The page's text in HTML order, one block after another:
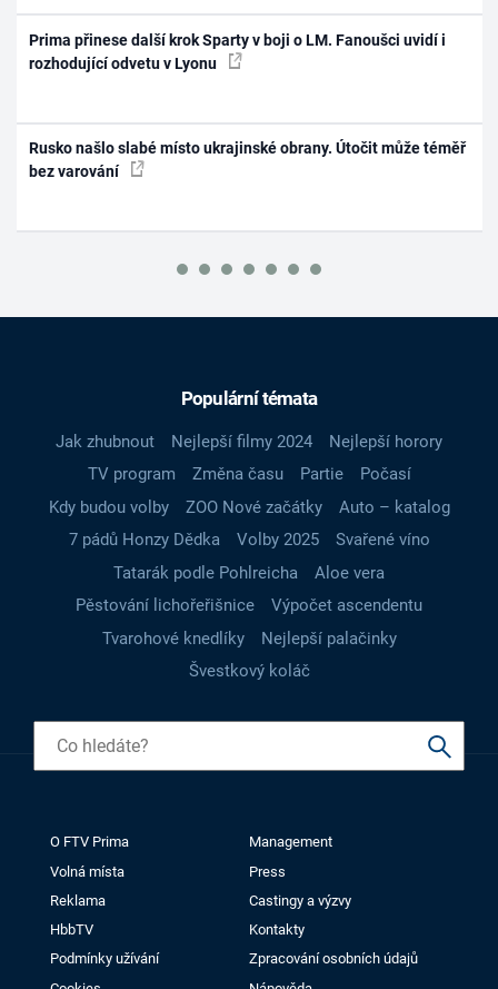
Prima přinese další krok Sparty v boji o LM. Fanoušci uvidí i
rozhodující odvetu v Lyonu
Rusko našlo slabé místo ukrajinské obrany. Útočit může téměř
bez varování
Populární témata
Jak zhubnout Nejlepší filmy 2024
Nejlepší horory
TV program
Změna času Partie
Počasí
Kdy budou volby
ZOO Nové začátky
Auto – katalog
7 pádů Honzy Dědka
Volby 2025
Svařené víno
Tatarák podle Pohlreicha
Aloe vera
Pěstování lichořeřišnice
Výpočet ascendentu
Tvarohové knedlíky
Nejlepší palačinky
Švestkový koláč
O FTV Prima
Management
Volná místa
Press
Reklama
Castingy a výzvy
HbbTV
Kontakty
Podmínky užívání
Zpracování osobních údajů